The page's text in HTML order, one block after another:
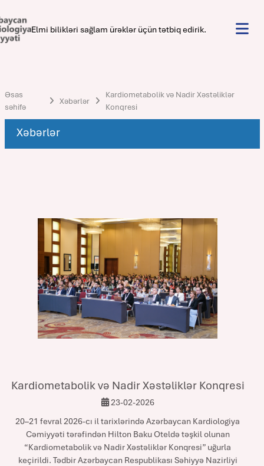
Elmi bilikləri sağlam ürəklər üçün tətbiq edirik.
Əsas
səhifə
Xəbərlər
Kardiometabolik və Nadir Xəstəliklər
Konqresi
Xəbərlər
Kardiometabolik və Nadir Xəstəliklər Konqresi
23-02-2026
20–21 fevral 2026-cı il tarixlərində Azərbaycan Kardiologiya
Cəmiyyəti tərəfindən Hilton Baku Oteldə təşkil olunan
“Kardiometabolik və Nadir Xəstəliklər Konqresi” uğurla
keçirildi. Tədbir Azərbaycan Respublikası Səhiyyə Nazirliyi